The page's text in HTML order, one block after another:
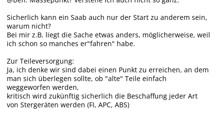
Sicherlich kann ein Saab auch nur der Start zu anderem sein,
warum nicht?
Bei mir z.B. liegt die Sache etwas anders, möglicherweise, weil
ich schon so manches er"fahren" habe.
Zur Teileversorgung:
Ja, ich denke wir sind dabei einen Punkt zu erreichen, an dem
man sich überlegen sollte, ob "alte" Teile einfach
weggeworfen werden,
kritisch wird zukünftig sicherlich die Beschaffung jeder Art
von Stergeräten werden (FI, APC, ABS)